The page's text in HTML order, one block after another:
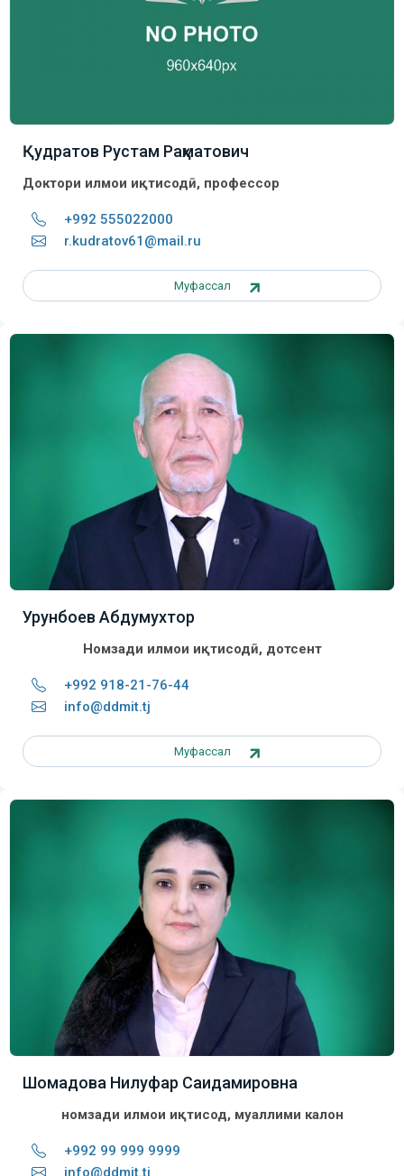
Қудратов Рустам Раҳматович
Доктори илмҳои иқтисодӣ, профессор
+992 555022000
r.kudratov61@mail.ru
Муфассал
Урунбоев Абдумухтор
Номзади илмҳои иқтисодӣ, дотсент
+992 918-21-76-44
info@ddmit.tj
Муфассал
Шомадова Нилуфар Саидамировна
номзади илмҳои иқтисод, муаллими калон
+992 99 999 9999
info@ddmit.tj